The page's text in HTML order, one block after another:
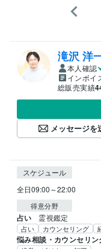
滝沢 洋
本人確認
インボイ
総販売実績
メッセージを
スケジュール
全日09:00～22:00
得意分野
占い 霊視鑑定
占い カウンセリング
悩み相談・カウンセリン